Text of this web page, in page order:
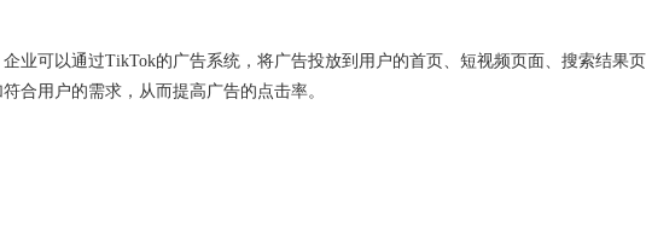
业可以通过TikTok的广告系统，将广告投放到用户的首页、短视频页面、搜索结果页
合用户的需求，从而提高广告的点击率。